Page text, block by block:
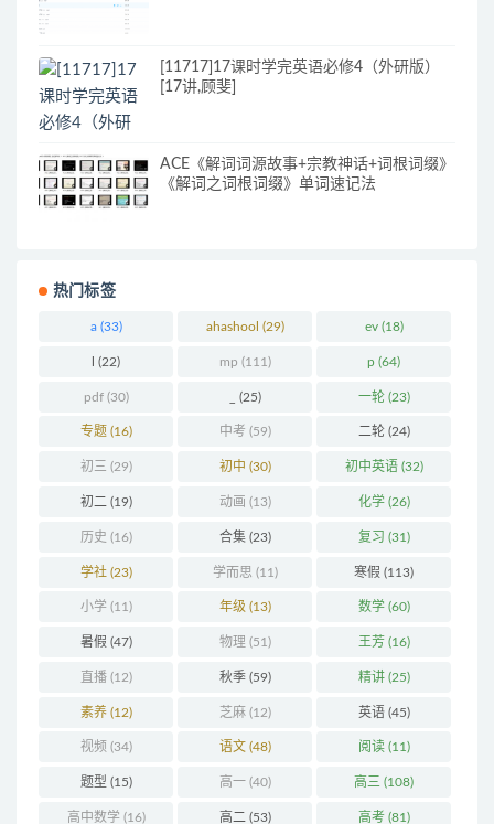
[11717]17课时学完英语必修4（外研版）
[17讲,顾斐]
ACE《解词词源故事+宗教神话+词根词缀》
《解词之词根词缀》单词速记法
热门标签
a(33) ahashool (29) ev(18)
(22) mp (111) p (64)
pdf(30) (25) 一轮(23)
专题(16) 中考 (59) 二轮(24)
初三 (29) 初中 (30) 初中英语(32)
初二 (19) 动画 (13) 化学(26)
历史 (16) 合集(23) 复习 (31)
学社(23) 学而思 (11) 寒假 (113)
小学(11) 年级 (13) 数学(60)
暑假 (47) 物理 (51) 王芳(16)
直播(12) 秋季(59) 精讲(25)
素养(12) 芝麻(12) 英语(45)
视频 (34) 语文 (48) 阅读(11)
题型 (15) 高一(40) 高三 (108)
高中数学(16) 高二 (53) 高考(81)